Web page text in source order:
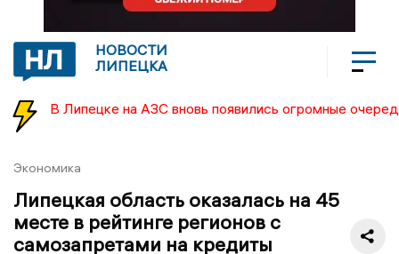
НОВОСТИ
ЛИПЕЦКА
В Липецке на АЗС вновь появились огромные
Экономика
Липецкая область оказалась на 45
месте в рейтинге регионов с
самозапретами на кредиты